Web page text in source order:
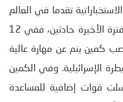
تقدما في العالم
على تحديد مكان الرهائن. وشهدت الفترة الأخيرة حادثين، ففي 12
كمين ينم عن مهارة عالية
الإسرائيلية. وفي الكمين
قوات إضافية للمساعدة